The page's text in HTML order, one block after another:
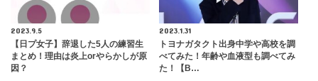
2023.9.5
【日プ女子】辞退した5人の練習生
まとめ！理由は炎上orやらかしが原
因？
2023.1.31
トヨナガタクト出身中学や高校を調
べてみた！年齢や血液型も調べてみ
た！【B…